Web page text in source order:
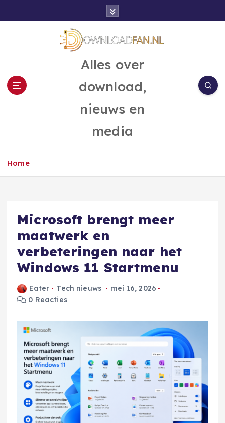
Alles over
download,
nieuws en
media
Home
Microsoft brengt meer
maatwerk en
verbeteringen naar het
Windows 11 Startmenu
Eater Tech nieuws
mei 16, 2026
0 Reacties